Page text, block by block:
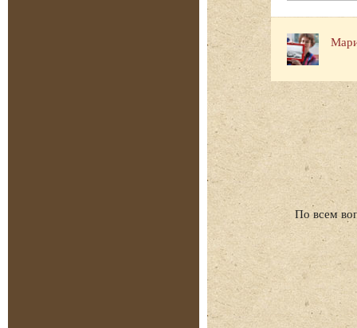
По всем